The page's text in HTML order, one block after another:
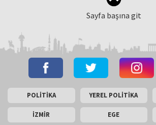
Sayfa başına git
POLİTİKA YEREL POLİTİKA
İZMİR EGE